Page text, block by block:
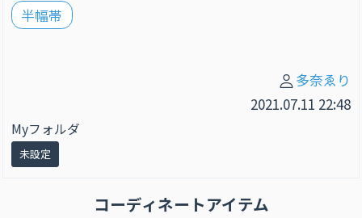
半幅帯
多奈ゑり
2021.07.11 22:48
Myフォルダ
未設定
コーディネートアイテム